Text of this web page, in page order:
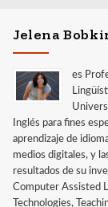
Jelena
es
Inglés para fines
aprendizaje de
medios digitales, y
resultados de su
Computer Assisted
Technologies,